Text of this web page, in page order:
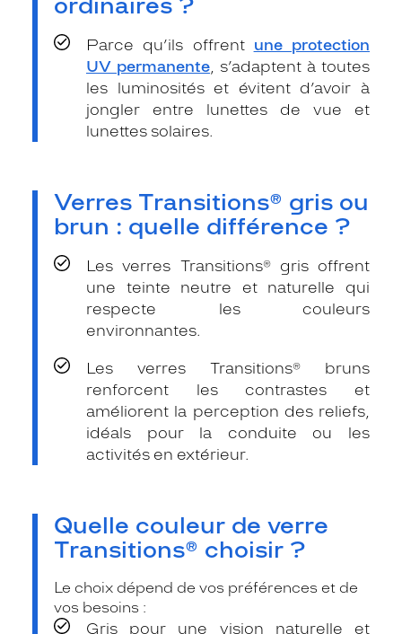
Parce qu’ils offrent une protection
UV permanente , s’adaptent à toutes
les luminosités et évitent d’avoir à
jongler entre lunettes de vue et
lunettes solaires.
Verres Transitions® gris ou
brun : quelle différence ?
Les verres Transitions® gris offrent
une teinte neutre et naturelle qui
respecte les couleurs
environnantes.
Les verres Transitions® bruns
renforcent les contrastes et
améliorent la perception des reliefs,
idéals pour la conduite ou les
activités en extérieur.
Quelle couleur de verre
Transitions® choisir ?
Le choix dépend de vos préférences et de
vos besoins :
Gris pour une vision naturelle et